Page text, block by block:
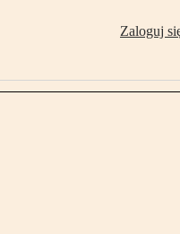
Zaloguj